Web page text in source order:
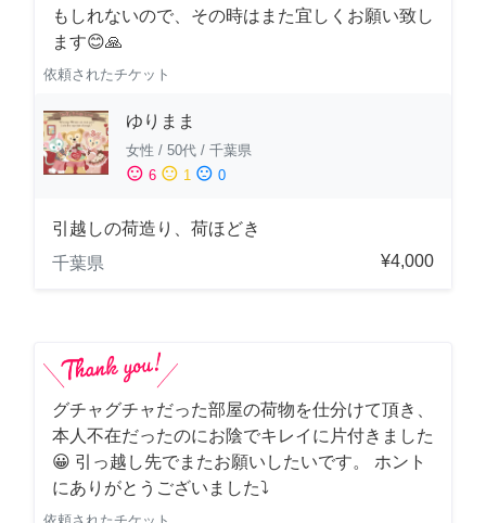
もしれないので、その時はまた宜しくお願い致し
ます😊🙏
依頼されたチケット
ゆりまま
女性 / 50代 / 千葉県
sentiment_satisfied 6 sentiment_neutral 1 sentiment_dissatisfied 0
引越しの荷造り、荷ほどき
千葉県
¥4,000
グチャグチャだった部屋の荷物を仕分けて頂き、
本人不在だったのにお陰でキレイに片付きました
😀 引っ越し先でまたお願いしたいです。 ホント
にありがとうございました⤵